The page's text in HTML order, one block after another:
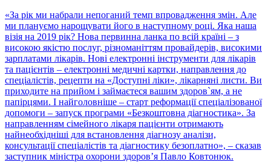
«За рік ми набрали непоганий темп впровадження змін. Але
ми плануємо нарощувати його в наступному році. Яка наша
візія на 2019 рік? Нова первинна ланка по всій країні – з
високою якістю послуг, різноманіттям провайдерів, високими
зарплатами лікарів. Нові електронні інструменти для лікарів
та пацієнтів – електронні медичні картки, направлення до
спеціалістів, рецепти на «Доступні ліки», лікарняні листи. Ви
приходите на прийом і займаєтеся вашим здоров`ям, а не
папірцями. І найголовніше – старт реформації спеціалізованої
допомоги – запуск програми «Безкоштовна діагностика». За
направленням сімейного лікаря пацієнти отримають
найнеобхідніші для встановлення діагнозу аналізи,
консультації спеціалістів та діагностику безоплатно», – сказав
заступник міністра охорони здоров’я Павло Ковтонюк.